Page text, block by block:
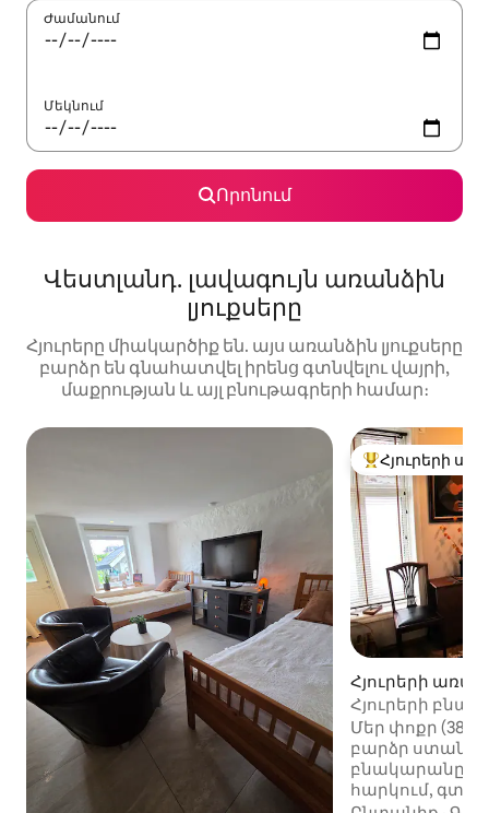
Ժամանում
Մեկնում
Որոնում
Վեստլանդ. լավագույն առանձին
լյուքսերը
Հյուրերը միակարծիք են. այս առանձին լյուքսերը
բարձր են գնահատվել իրենց գտնվելու վայրի,
մաքրության և այլ բնութագրերի համար։
Հյուրերի
Հյուրերի
Հյուրերի
ժին
Հյուրերի
պատմական
Մեր փոքր (38
բարձր
բնակարանը
հարկում, գտնվում է հանգիստ